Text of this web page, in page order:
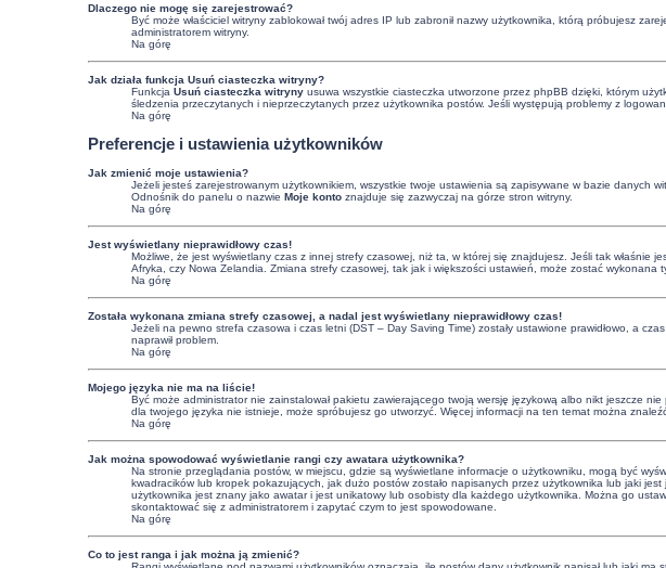
Dlaczego nie mogę się zarejestrować?
Być może właściciel witryny zablokował twój adres IP lub zabronił nazwy użytkownika, którą próbujesz
administratorem witryny.
Na górę
Jak działa funkcja Usuń ciasteczka witryny?
Funkcja Usuń ciasteczka witrynyusuwa wszystkie ciasteczka utworzone przez phpBB dzięki, którym
śledzenia przeczytanych i nieprzeczytanych przez użytkownika postów. Jeśli występują problemy z
Na górę
Preferencje i ustawienia użytkowników
Jak zmienić moje ustawienia?
Jeżeli jesteś zarejestrowanym użytkownikiem, wszystkie twoje ustawienia są zapisywane w bazie danych
Odnośnik do panelu o nazwie Moje kontoznajduje się zazwyczaj na górze stron witryny.
Na górę
Jest wyświetlany nieprawidłowy czas!
Możliwe, że jest wyświetlany czas z innej strefy czasowej, niż ta, w której się znajdujesz. Jeśli tak
Afryka, czy Nowa Zelandia. Zmiana strefy czasowej, tak jak i większości ustawień, może zostać
Na górę
Została wykonana zmiana strefy czasowej, a nadal jest wyświetlany nieprawidłowy czas!
Jeżeli na pewno strefa czasowa i czas letni (DST – Day Saving Time) zostały ustawione prawidłowo, a
naprawił problem.
Na górę
Mojego języka nie ma na liście!
Być może administrator nie zainstalował pakietu zawierającego twoją wersję językową albo nikt jeszcze
dla twojego języka nie istnieje, może spróbujesz go utworzyć. Więcej informacji na ten temat można
Na górę
Jak można spowodować wyświetlanie rangi czy awatara użytkownika?
Na stronie przeglądania postów, w miejscu, gdzie są wyświetlane informacje o użytkowniku, mogą być
kwadracików lub kropek pokazujących, jak dużo postów zostało napisanych przez użytkownika lub jaki
użytkownika jest znany jako awatar i jest unikatowy lub osobisty dla każdego użytkownika. Można go
skontaktować się z administratorem i zapytać czym to jest spowodowane.
Na górę
Co to jest ranga i jak można ją zmienić?